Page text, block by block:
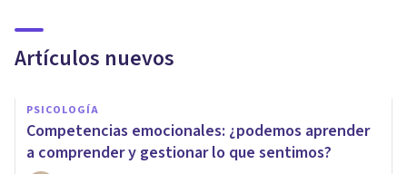
Artículos nuevos
PSICOLOGÍA
Competencias emocionales: ¿podemos aprender
a comprender y gestionar lo que sentimos?